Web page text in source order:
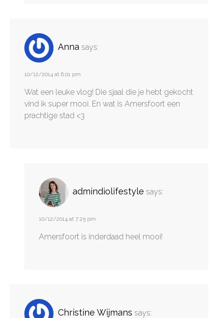
Anna says:
10/12/2014 at 6:01 pm
Wat een leuke vlog! Die sjaal die je hebt gekocht
vind ik super mooi. En wat is Amersfoort een
prachtige stad <3
admindiolifestyle says:
10/12/2014 at 7:25 pm
Amersfoort is inderdaad heel mooi!
Christine Wijmans says: